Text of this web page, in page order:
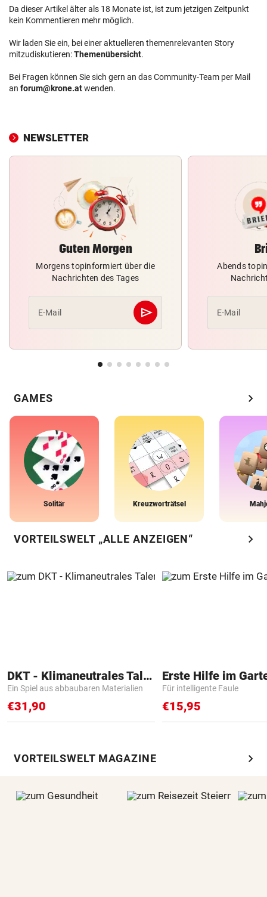
Da dieser Artikel älter als 18 Monate ist, ist zum jetzigen Zeitpunkt
kein Kommentieren mehr möglich.
Wir laden Sie ein, bei einer aktuelleren themenrelevanten Story
mitzudiskutieren:Themenübersicht.
Bei Fragen können Sie sich gern an das Community-Team per Mail
an forum@krone.atwenden.
NEWSLETTER
Guten Morgen
Morgens topinformiert über die
Nachrichten des Tages
E-Mail send
Abschicken
Abends
E-Mail
GAMES chevron_right
Solitär Kreuzworträtsel
VORTEILSWELT „ALLE ANZEIGEN“ chevron_right
DKT - Klimaneutrales Talent
Ein Spiel aus abbaubaren Materialien
€31,90
Erste Hilfe im
Für intelligente Faule
€15,95
VORTEILSWELT MAGAZINE chevron_right